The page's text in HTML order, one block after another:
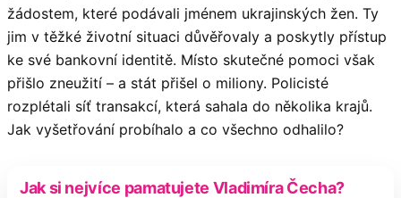
žádostem, které podávali jménem ukrajinských žen. Ty
jim v těžké životní situaci důvěřovaly a poskytly přístup
ke své bankovní identitě. Místo skutečné pomoci však
přišlo zneužití – a stát přišel o miliony. Policisté
rozplétali síť transakcí, která sahala do několika krajů.
Jak vyšetřování probíhalo a co všechno odhalilo?
Jak si nejvíce pamatujete Vladimíra Čecha?